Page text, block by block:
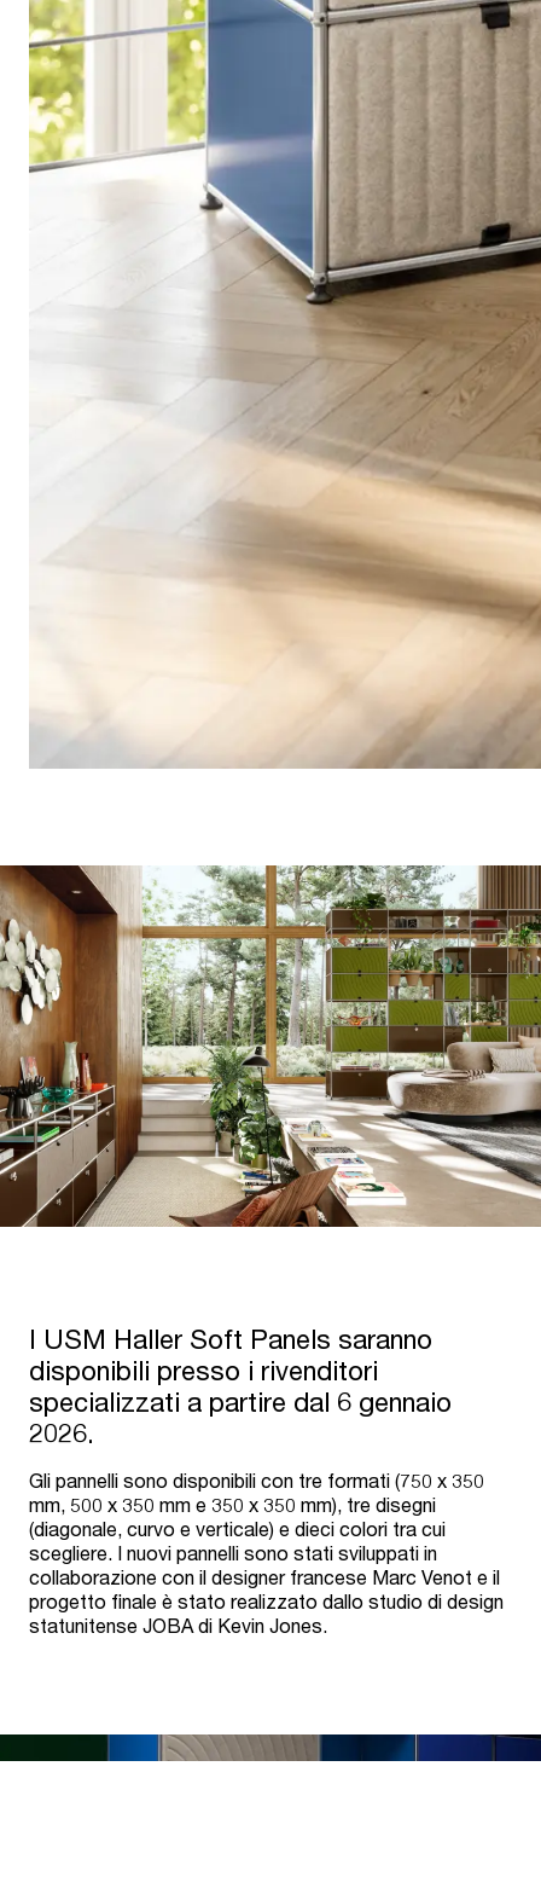
I USM Haller Soft Panels saranno
disponibili presso i rivenditori
specializzati a partire dal 6 gennaio
2026.
Gli pannelli sono disponibili con tre formati (750 x 350
mm, 500 x 350 mm e 350 x 350 mm), tre disegni
(diagonale, curvo e verticale) e dieci colori tra cui
scegliere. I nuovi pannelli sono stati sviluppati in
collaborazione con il designer francese Marc Venot e il
progetto finale è stato realizzato dallo studio di design
statunitense JOBA di Kevin Jones.